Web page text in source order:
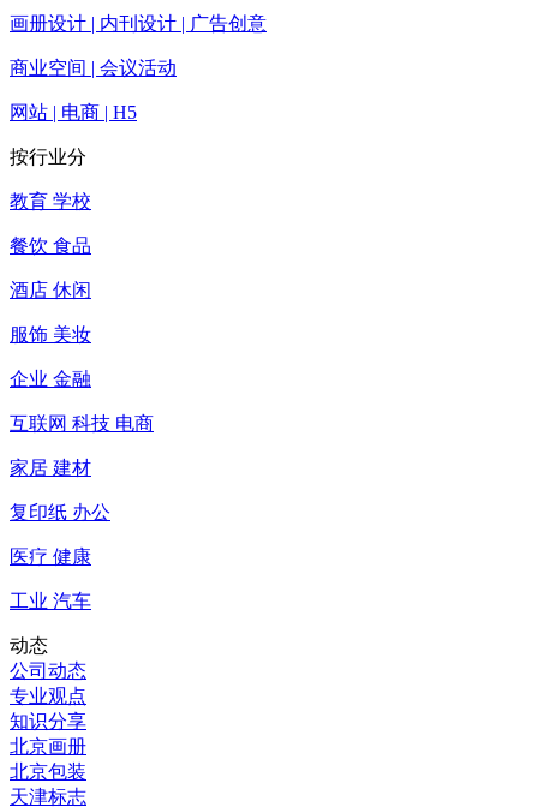
画册设计 | 内刊设计 | 广告创意
商业空间 | 会议活动
网站 | 电商 | H5
按行业分
教育 学校
餐饮 食品
酒店 休闲
服饰 美妆
企业 金融
互联网 科技 电商
家居 建材
复印纸 办公
医疗 健康
工业 汽车
动态
公司动态
专业观点
知识分享
北京画册
北京包装
天津标志